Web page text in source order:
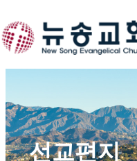
to
content
선교편지